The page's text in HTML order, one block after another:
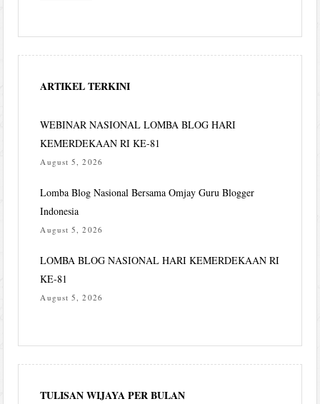
ARTIKEL TERKINI
WEBINAR NASIONAL LOMBA BLOG HARI
KEMERDEKAAN RI KE-81
August 5, 2026
Lomba Blog Nasional Bersama Omjay Guru Blogger
Indonesia
August 5, 2026
LOMBA BLOG NASIONAL HARI KEMERDEKAAN RI
KE-81
August 5, 2026
TULISAN WIJAYA PER BULAN